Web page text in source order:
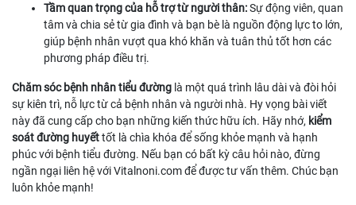
Tầm quan trọng của hỗ trợ từ người thân:Sự động viên, quan
tâm và chia sẻ từ gia đình và bạn bè là nguồn động lực to lớn,
giúp bệnh nhân vượt qua khó khăn và tuân thủ tốt hơn các
phương pháp điều trị.
Chăm sóc bệnh nhân tiểu đường là một quá trình lâu dài và đòi hỏi
sự kiên trì, nỗ lực từ cả bệnh nhân và người nhà. Hy vọng bài viết
này đã cung cấp cho bạn những kiến thức hữu ích. Hãy nhớ, kiểm
soát đường huyếttốt là chìa khóa để sống khỏe mạnh và hạnh
phúc với bệnh tiểu đường. Nếu bạn có bất kỳ câu hỏi nào, đừng
ngần ngại liên hệ với Vitalnoni.com để được tư vấn thêm. Chúc bạn
luôn khỏe mạnh!